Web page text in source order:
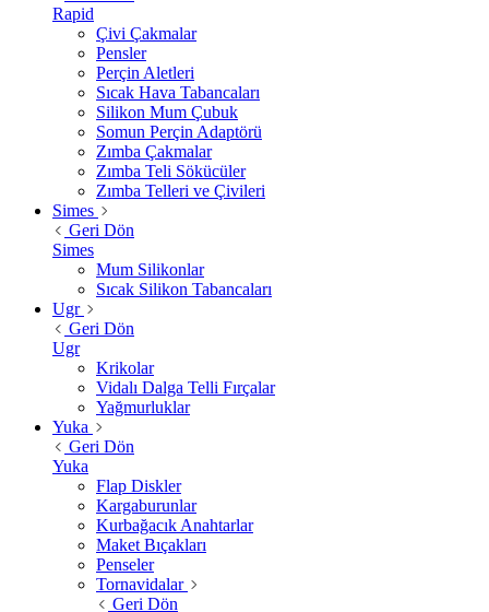
Rapid
Çivi Çakmalar
Pensler
Perçin Aletleri
Sıcak Hava Tabancaları
Silikon Mum Çubuk
Somun Perçin Adaptörü
Zımba Çakmalar
Zımba Teli Sökücüler
Zımba Telleri ve Çivileri
Simes
Geri Dön
Simes
Mum Silikonlar
Sıcak Silikon Tabancaları
Ugr
Geri Dön
Ugr
Krikolar
Vidalı Dalga Telli Fırçalar
Yağmurluklar
Yuka
Geri Dön
Yuka
Flap Diskler
Kargaburunlar
Kurbağacık Anahtarlar
Maket Bıçakları
Penseler
Tornavidalar
Geri Dön